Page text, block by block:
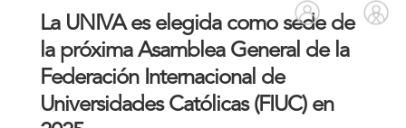
La UNIVA es elegida como sede de
la próxima Asamblea General de la
Federación Internacional de
Universidades Católicas (FIUC) en